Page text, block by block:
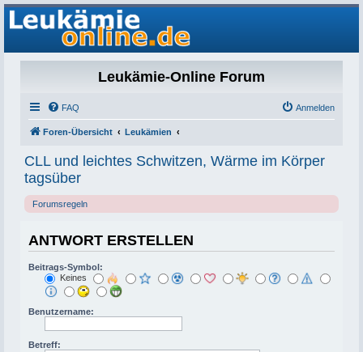
Leukämie-Online Forum
FAQ Anmelden
Foren-Übersicht Leukämien
CLL und leichtes Schwitzen, Wärme im Körper
tagsüber
Forumsregeln
ANTWORT ERSTELLEN
Beitrags-Symbol:
Keines
Benutzername:
Betreff: